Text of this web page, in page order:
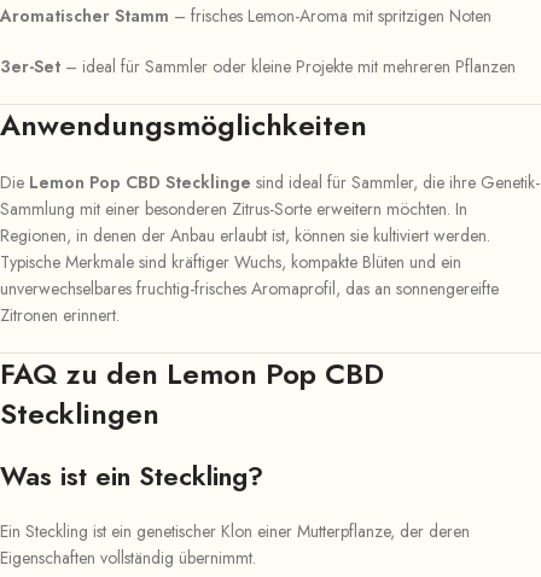
Aromatischer Stamm – frisches Lemon-Aroma mit spritzigen Noten
3er-Set – ideal für Sammler oder kleine Projekte mit mehreren Pflanzen
Anwendungsmöglichkeiten
Die Lemon Pop CBD Stecklinge sind ideal für Sammler, die ihre Genetik-
Sammlung mit einer besonderen Zitrus-Sorte erweitern möchten. In
Regionen, in denen der Anbau erlaubt ist, können sie kultiviert werden.
Typische Merkmale sind kräftiger Wuchs, kompakte Blüten und ein
unverwechselbares fruchtig-frisches Aromaprofil, das an sonnengereifte
Zitronen erinnert.
FAQ zu den Lemon Pop CBD
Stecklingen
Was ist ein Steckling?
Ein Steckling ist ein genetischer Klon einer Mutterpflanze, der deren
Eigenschaften vollständig übernimmt.